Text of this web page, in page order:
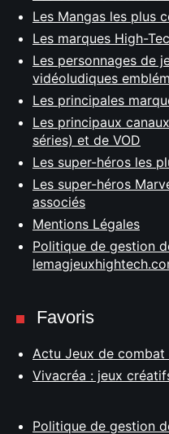
Les Mangas les plus
Les marques High-
Les personnages de
vidéoludiques
Les principales
Les principaux
séries) et de VOD
Les super-héros les
Les super-héros
associés
Mentions Légales
Politique de gestion
Favoris
Actu Jeux de
Vivacréa : jeux
Politique de gestion